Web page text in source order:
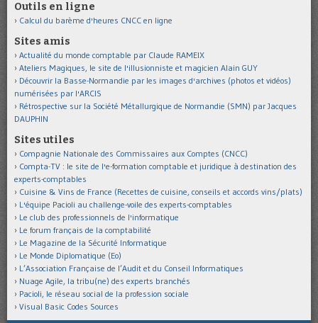
Outils en ligne
Calcul du barème d'heures CNCC en ligne
Sites amis
Actualité du monde comptable par Claude RAMEIX
Ateliers Magiques, le site de l'illusionniste et magicien Alain GUY
Découvrir la Basse-Normandie par les images d'archives (photos et vidéos)
numérisées par l'ARCIS
Rétrospective sur la Société Métallurgique de Normandie (SMN) par Jacques
DAUPHIN
Sites utiles
Compagnie Nationale des Commissaires aux Comptes (CNCC)
Compta-TV : le site de l'e-formation comptable et juridique à destination des
experts-comptables
Cuisine & Vins de France (Recettes de cuisine, conseils et accords vins/plats)
L'équipe Pacioli au challenge-voile des experts-comptables
Le club des professionnels de l'informatique
Le forum français de la comptabilité
Le Magazine de la Sécurité Informatique
Le Monde Diplomatique (Eo)
L’Association Française de l’Audit et du Conseil Informatiques
Nuage Agile, la tribu(ne) des experts branchés
Pacioli, le réseau social de la profession sociale
Visual Basic Codes Sources